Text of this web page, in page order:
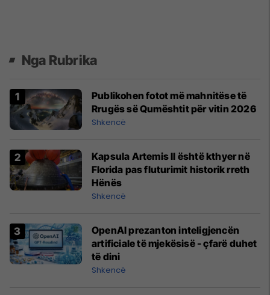
Nga Rubrika
Publikohen fotot më mahnitëse të
Rrugës së Qumështit për vitin 2026
Shkencë
Kapsula Artemis II është kthyer në
Florida pas fluturimit historik rreth
Hënës
Shkencë
OpenAI prezanton inteligjencën
artificiale të mjekësisë - çfarë duhet
të dini
Shkencë